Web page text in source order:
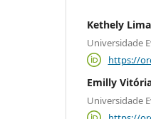
Kethely
Universidade
https://
Emilly
Universidade